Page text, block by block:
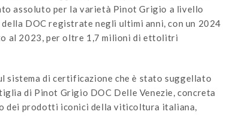
assoluto per la varietà Pinot Grigio a livello
DOC registrate negli ultimi anni, con un 2024
al 2023, per oltre 1,7 milioni di ettolitri
sistema di certificazione che è stato suggellato
di Pinot Grigio DOC Delle Venezie, concreta
dei prodotti iconici della viticoltura italiana,